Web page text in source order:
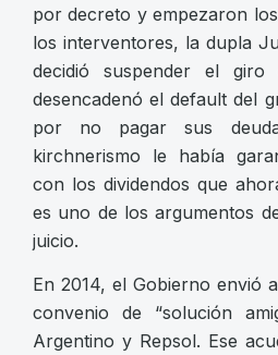
por decreto y empezaron
los interventores, la dupla
decidió suspender el giro
desencadenó el default del
por no pagar sus
kirchnerismo le había
con los dividendos que
es uno de los argumentos
juicio.
En 2014, el Gobierno envió
convenio de “solución
Argentino y Repsol. Ese